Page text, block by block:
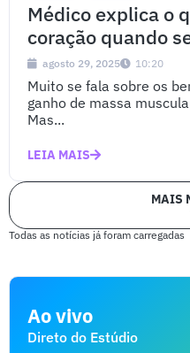
Médico explica o
coração quando
agosto 29, 2025 10:20
Muito se fala sobre os
ganho de massa
Mas...
LEIA MAIS
MAIS
Todas as notícias já foram carregadas
Ao vivo
Direto do Estúdio